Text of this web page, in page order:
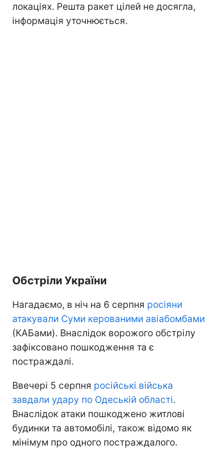
локаціях. Решта ракет цілей не досягла,
інформація уточнюється.
Обстріли України
Нагадаємо, в ніч на 6 серпня росіяни
атакували Суми керованими авіабомбами
(КАБами). Внаслідок ворожого обстрілу
зафіксовано пошкодження та є
постраждалі.
Ввечері 5 серпня російські війська
завдали удару по Одеській області.
Внаслідок атаки пошкоджено житлові
будинки та автомобілі, також відомо як
мінімум про одного постраждалого.